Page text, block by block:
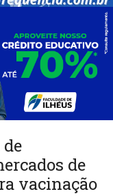
de
vacinação